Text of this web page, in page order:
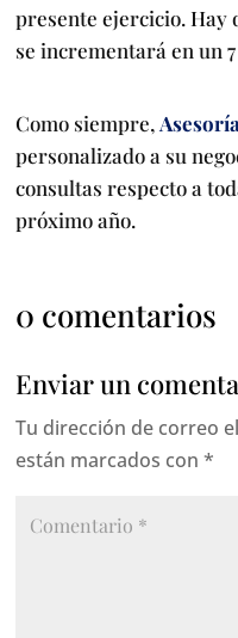
presente ejercicio. Hay
se incrementará en un
Como siempre,
personalizado a su
consultas respecto a
próximo año.
0 comentarios
Enviar un
Tu dirección de correo
están marcados con*